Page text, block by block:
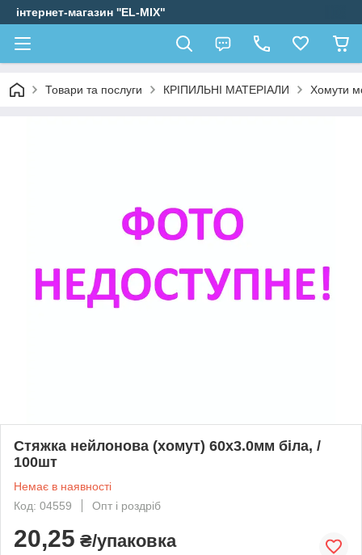
інтернет-магазин ''EL-MIX"
Товари та послуги КРІПИЛЬНІ МАТЕРІАЛИ Хомути
Стяжка нейлонова (хомут) 60х3.0мм біла, /
100шт
Немає в наявності
Код: 04559
Опт і роздріб
20,25 ₴/упаковка